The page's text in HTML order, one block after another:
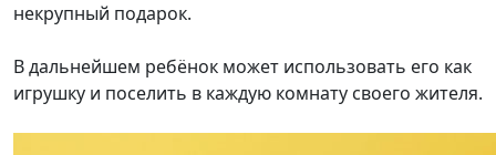
некрупный подарок.
В дальнейшем ребёнок может использовать его как
игрушку и поселить в каждую комнату своего жителя.